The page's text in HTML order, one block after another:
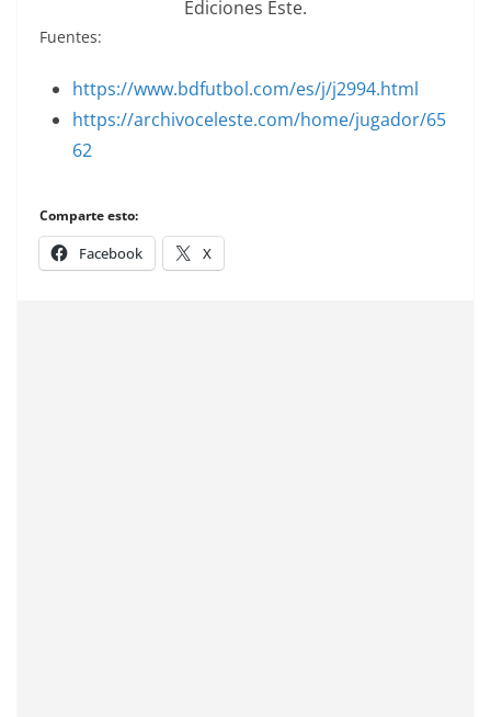
Ediciones Este.
Fuentes:
https://www.bdfutbol.com/es/j/j2994.html
https://archivoceleste.com/home/jugador/65
62
Comparte esto:
Facebook X